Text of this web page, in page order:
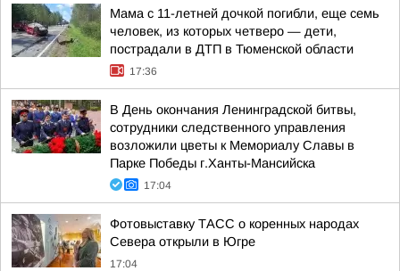
Мама с 11-летней дочкой погибли, еще семь
человек, из которых четверо — дети,
пострадали в ДТП в Тюменской области
17:36
В День окончания Ленинградской битвы,
сотрудники следственного управления
возложили цветы к Мемориалу Славы в
Парке Победы г.Ханты-Мансийска
17:04
Фотовыставку ТАСС о коренных народах
Севера открыли в Югре
17:04